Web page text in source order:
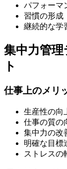
パフォーマ
習慣の形成
継続的な学
集中力管
ト
仕事上のメリ
生産性の向
仕事の質の
集中力の改
明確な目標
ストレスの